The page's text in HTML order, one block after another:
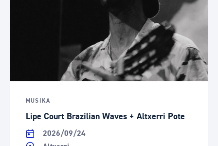
MUSIKA
Lipe Court Brazilian Waves + Altxerri Pote
2026/09/24